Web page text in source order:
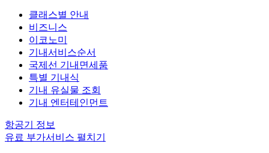
클래스별 안내
비즈니스
이코노미
기내서비스순서
국제선 기내면세품
특별 기내식
기내 유실물 조회
기내 엔터테인먼트
항공기 정보
유료 부가서비스 펼치기